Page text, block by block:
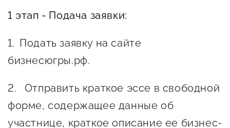
Поддержка центра
Экскурсии на
производства
документы
предпринимателя
Органы власти
Организации,
Интерактивные сервисы
Каталог маркетплейсов
1 этап - Подача заявки:
Подать заявку на сайте
бизнесюгры.рф.
Отправить краткое эссе в свободной
форме, содержащее данные об
участнице, краткое описание ее бизнес-